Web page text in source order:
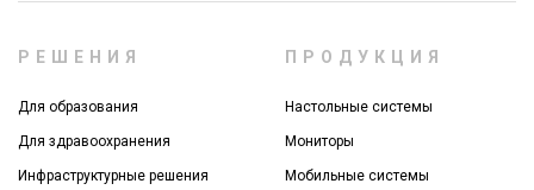
РЕШЕНИЯ
Для образования
Для здравоохранения
Инфраструктурные решения
ПРОДУКЦИЯ
Настольные системы
Мониторы
Мобильные системы